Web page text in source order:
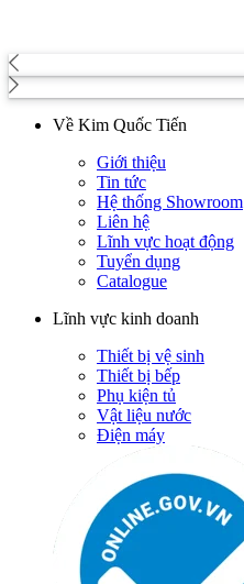
Về Kim Quốc Tiến
Giới thiệu
Tin tức
Hệ thống Showroom
Liên hệ
Lĩnh vực hoạt động
Tuyển dụng
Catalogue
Lĩnh vực kinh doanh
Thiết bị vệ sinh
Thiết bị bếp
Phụ kiện tủ
Vật liệu nước
Điện máy